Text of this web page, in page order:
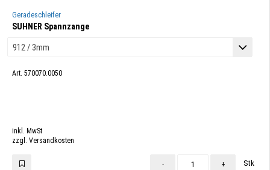
Geradeschleifer
SUHNER Spannzange
Art. 570070.0050
inkl. MwSt
zzgl. Versandkosten
- + Stk